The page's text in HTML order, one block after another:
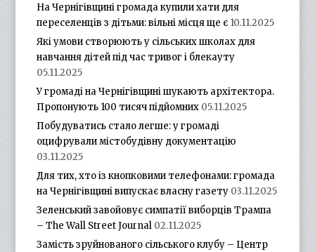
На Чернігівщині громада купили хати для
переселенців з дітьми: вільні місця ще є 10.11.2025
Які умови створюють у сільських школах для
навчання дітей під час тривог і блекауту
05.11.2025
У громаді на Чернігівщині шукають архітектора.
Пропонують 100 тисяч підйомних 05.11.2025
Побудуватись стало легше: у громаді
оцифрували містобудівну документацію
03.11.2025
Для тих, хто із кнопковими телефонами: громада
на Чернігівщині випускає власну газету 03.11.2025
Зеленський завойовує симпатії виборців Трампа
– The Wall Street Journal 02.11.2025
Замість зруйнованого сільського клубу – Центр